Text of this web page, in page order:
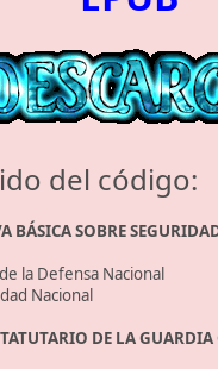
del código:
BÁSICA SOBRE
la Defensa Nacional
Nacional
DE LA